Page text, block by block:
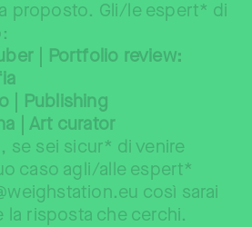
proposto. Gli/le espert* di
| Portfolio review:
| Publishing
| Art curator
se sei sicur* di venire
caso agli/alle espert*
così sarai
risposta che cerchi.